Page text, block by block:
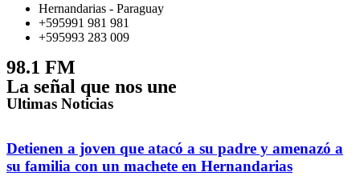
Hernandarias - Paraguay
+595991 981 981
+595993 283 009
98.1 FM
La señal que nos une
Ultimas Noticias
Detienen a joven que atacó a su padre y amenazó a
su familia con un machete en Hernandarias